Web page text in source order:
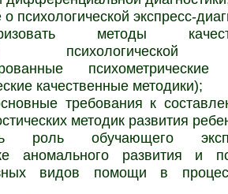
о психологической экспресс-
методы
психологической
качественные методики);
требования к
методик развития
роль обучающего
аномального развития и
видов помощи в